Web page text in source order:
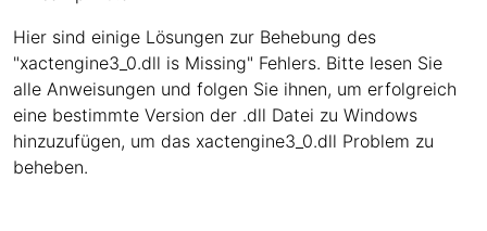
Hier sind einige Lösungen zur Behebung des
"xactengine3_0.dll is Missing" Fehlers. Bitte lesen Sie
alle Anweisungen und folgen Sie ihnen, um erfolgreich
eine bestimmte Version der .dll Datei zu Windows
hinzuzufügen, um das xactengine3_0.dll Problem zu
beheben.